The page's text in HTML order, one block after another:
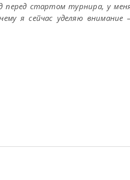
перед стартом турнира, у
я сейчас уделяю